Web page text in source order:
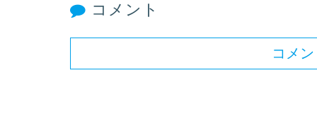
コメント
コメ